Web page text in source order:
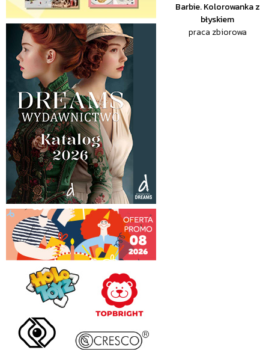
Barbie. Kolorowanka z
błyskiem
praca zbiorowa